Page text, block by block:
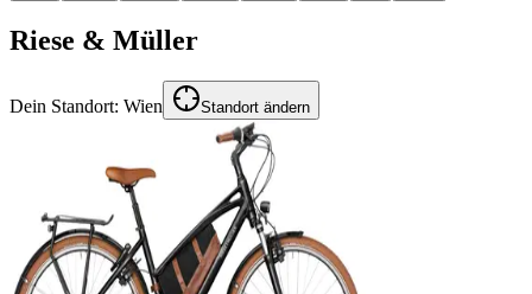
Riese & Müller
Dein Standort: Wien Standort ändern